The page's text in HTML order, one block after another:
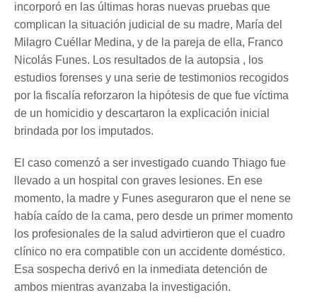
incorporó en las últimas horas nuevas pruebas que
complican la situación judicial de su madre, María del
Milagro Cuéllar Medina, y de la pareja de ella, Franco
Nicolás Funes. Los resultados de la autopsia , los
estudios forenses y una serie de testimonios recogidos
por la fiscalía reforzaron la hipótesis de que fue víctima
de un homicidio y descartaron la explicación inicial
brindada por los imputados.
El caso comenzó a ser investigado cuando Thiago fue
llevado a un hospital con graves lesiones. En ese
momento, la madre y Funes aseguraron que el nene se
había caído de la cama, pero desde un primer momento
los profesionales de la salud advirtieron que el cuadro
clínico no era compatible con un accidente doméstico.
Esa sospecha derivó en la inmediata detención de
ambos mientras avanzaba la investigación.